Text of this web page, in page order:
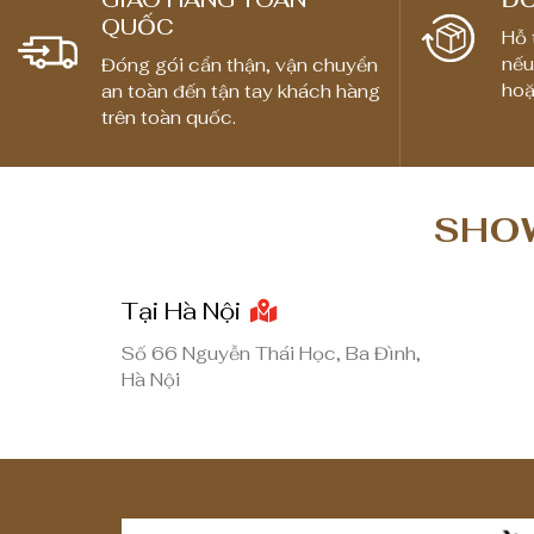
QUỐC
Đóng gói cẩn thận, vận chuyển
an toàn đến tận tay khách hàng
trên toàn quốc.
Hỗ
Tại Hà Nội
Số 66 Nguyễn Thái Học, Ba Đình,
Hà Nội